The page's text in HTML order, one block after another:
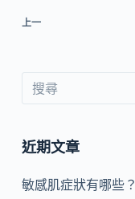
上一
近期文章
敏感肌症狀有哪些？